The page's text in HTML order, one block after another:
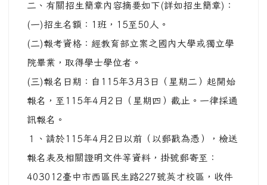
二、有關招生簡章內容摘要如下(詳如招生簡章)：
(一)招生名額：1班，15至50人。
(二)報考資格：經教育部立案之國內大學或獨立學
院畢業，取得學士學位者。
(三)報名日期：自115年3月3日（星期二）起開始
報名，至115年4月2日（星期四）截止。一律採通
訊報名。
１、請於115年4月2日以前（以郵戳為憑），檢送
報名表及相關證明文件等資料，掛號郵寄至：
403012臺中市西區民生路227號英才校區，收件